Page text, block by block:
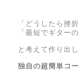
「どうしたら挫
「最短でギター
と考えて作り出し
独自の超簡単コ